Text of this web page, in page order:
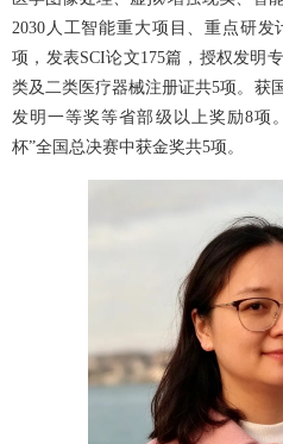
2030人工智能重大项目、重点研
项，发表SCI论文175篇，授权发明
类及二类医疗器械注册证共5项。获
发明一等奖等省部级以上奖励8项
杯”全国总决赛中获金奖共5项。